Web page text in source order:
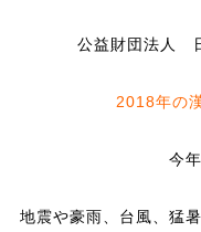
公益財団法人
2018年の
今
地震や豪雨、台風、猛